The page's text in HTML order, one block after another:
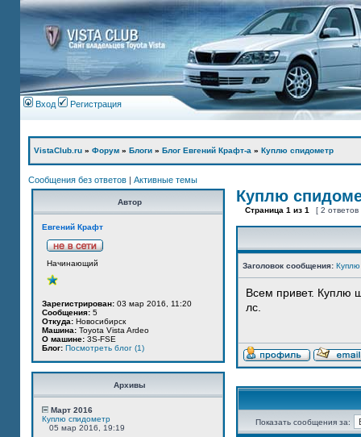
Вход Регистрация
VistaClub.ru » Форум » Блоги » Блог Евгений Крафт-а » Куплю спидометр
Сообщения без ответов | Активные темы
Автор
Евгений Крафт
Начинающий
Зарегистрирован: 03 мар 2016, 11:20
Сообщения: 5
Откуда: Новосибирск
Машина: Toyota Vista Ardeo
О машине: 3S-FSE
Блог: Посмотреть блог (1)
Архивы
Март 2016
Куплю спидометр
05 мар 2016, 19:19
Куплю
Страница 1 из 1 [ 2
Заголовок сообщения:
Всем привет. Куплю
лс.
Показать сообщения за: